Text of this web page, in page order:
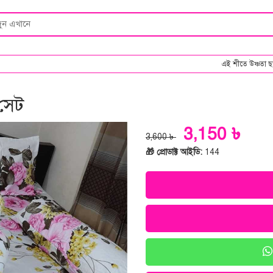
এই শীতে উষ্ণতা ছড়াতে
3,600 ৳ 3,150 ৳
🎁 প্রোডাক্ট আইডি: 144